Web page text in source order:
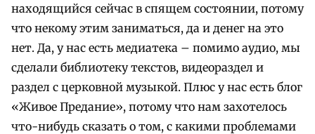
находящийся сейчас в спящем состоянии, потому
что некому этим заниматься, да и денег на это
нет. Да, у нас есть медиатека – помимо аудио, мы
сделали библиотеку текстов, видеораздел и
раздел с церковной музыкой. Плюс у нас есть блог
«Живое Предание», потому что нам захотелось
что-нибудь сказать о том, с какими проблемами